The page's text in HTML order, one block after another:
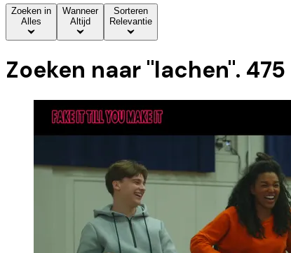
Zoeken in
Alles
Wanneer
Altijd
Sorteren
Relevantie
Zoeken naar "lachen". 475